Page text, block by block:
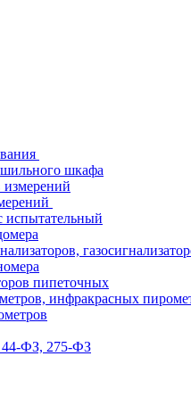
шкафа
измерений
испытательный
пипеточных
инфракрасных
44-ФЗ, 275-ФЗ